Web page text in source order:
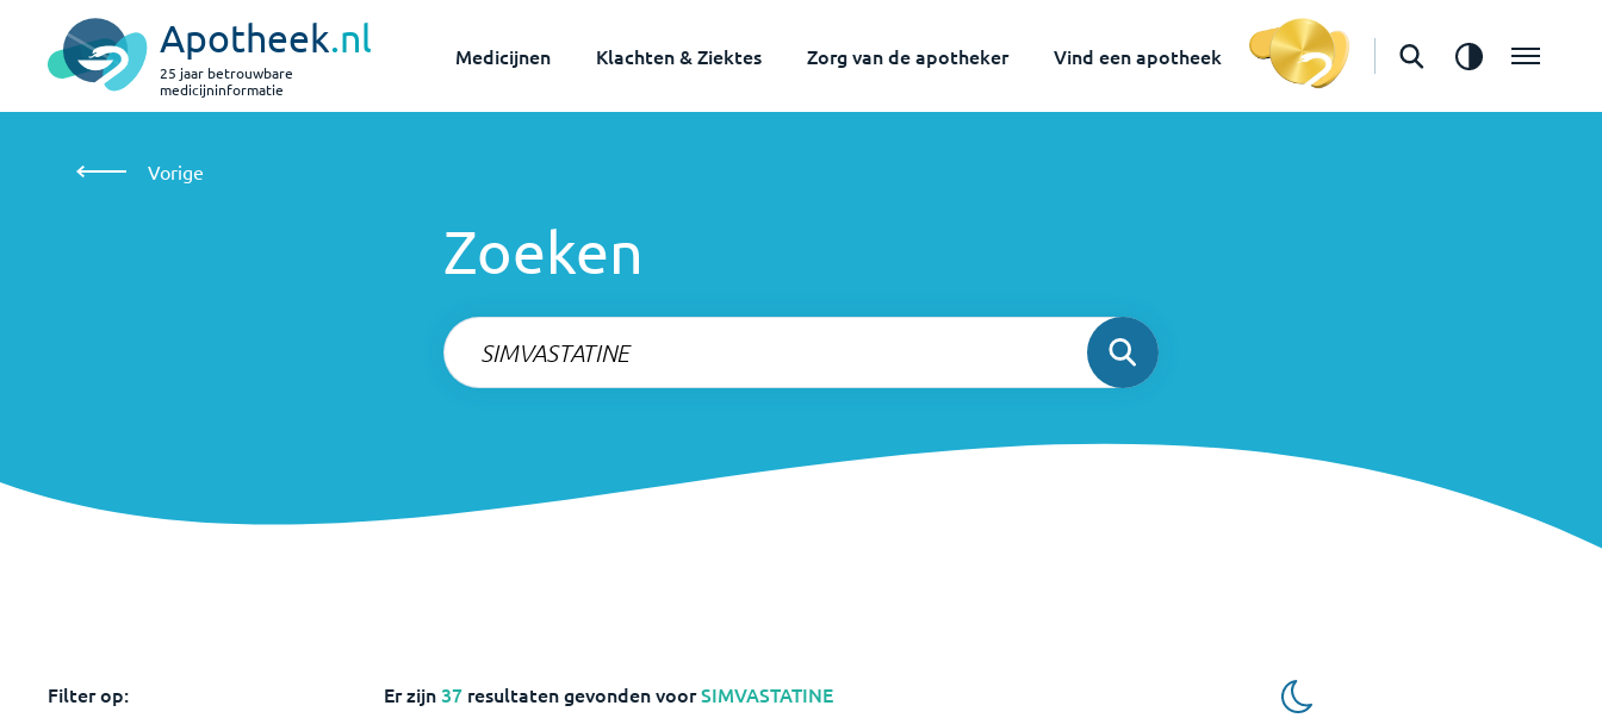
Apotheek.nl
25 jaar betrouwbare
medicijninformatie
Medicijnen Klachten & Ziektes Zorg van de apotheker Vind een apotheek
Vorige
Zoeken Vorige
Zoeken
Filter op: Er zijn37 resultaten gevonden voorSIMVASTATINE